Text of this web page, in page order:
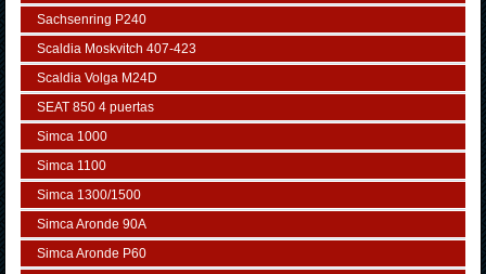
Sachsenring P240
Scaldia Moskvitch 407-423
Scaldia Volga M24D
SEAT 850 4 puertas
Simca 1000
Simca 1100
Simca 1300/1500
Simca Aronde 90A
Simca Aronde P60